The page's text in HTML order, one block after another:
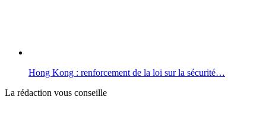
Hong Kong : renforcement de la loi sur la sécurité…
La rédaction vous conseille